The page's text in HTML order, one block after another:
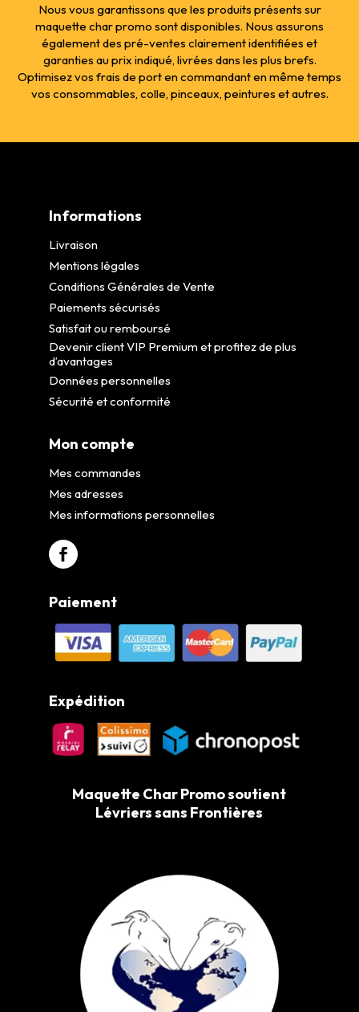
Nous vous garantissons que les produits présents sur
maquette char promo sont disponibles. Nous assurons
également des pré-ventes clairement identifiées et
garanties au prix indiqué, livrées dans les plus brefs.
Optimisez vos frais de port en commandant en même temps
vos consommables, colle, pinceaux, peintures et autres.
Informations
Livraison
Mentions légales
Conditions Générales de Vente
Paiements sécurisés
Satisfait ou remboursé
Devenir client VIP Premium et profitez de plus
d’avantages
Données personnelles
Sécurité et conformité
Mon compte
Mes commandes
Mes adresses
Mes informations personnelles
Paiement
Expédition
Maquette Char Promo soutient
Lévriers sans Frontières